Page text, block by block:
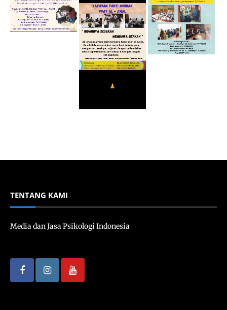
TENTANG KAMI
Media dan Jasa Psikologi Indonesia